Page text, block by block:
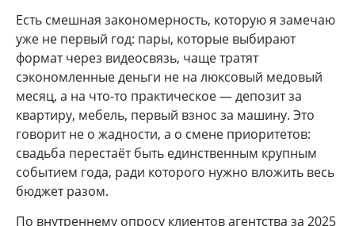
Есть смешная закономерность, которую я замечаю
уже не первый год: пары, которые выбирают
формат через видеосвязь, чаще тратят
сэкономленные деньги не на люксовый медовый
месяц, а на что-то практическое — депозит за
квартиру, мебель, первый взнос за машину. Это
говорит не о жадности, а о смене приоритетов:
свадьба перестаёт быть единственным крупным
событием года, ради которого нужно вложить весь
бюджет разом.
По внутреннему опросу клиентов агентства за 2025